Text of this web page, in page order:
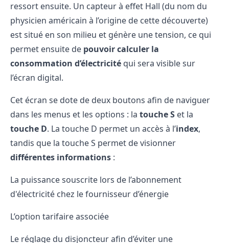
ressort ensuite. Un capteur à effet Hall (du nom du
physicien américain à l’origine de cette découverte)
est situé en son milieu et génère une tension, ce qui
permet ensuite de pouvoir calculer la
consommation d’électricité qui sera visible sur
l’écran digital.
Cet écran se dote de deux boutons afin de naviguer
dans les menus et les options : la touche S et la
touche D. La touche D permet un accès à l’index,
tandis que la touche S permet de visionner
différentes informations :
La puissance souscrite lors de l’abonnement
d'électricité chez le fournisseur d’énergie
L’option tarifaire associée
Le réglage du disjoncteur afin d’éviter une